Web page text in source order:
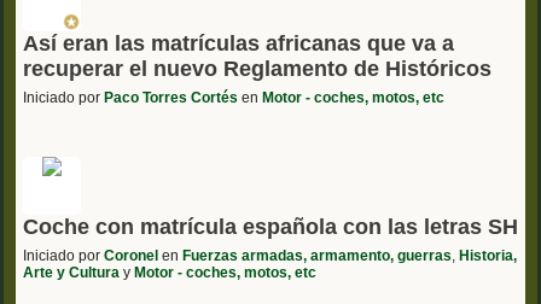
Así eran las matrículas africanas que va a
recuperar el nuevo Reglamento de Históricos
Iniciado por Paco Torres Cortés en Motor - coches, motos, etc
Coche con matrícula española con las letras SH
Iniciado por Coronel en Fuerzas armadas, armamento, guerras Historia,
Arte y Cultura y Motor - coches, motos, etc